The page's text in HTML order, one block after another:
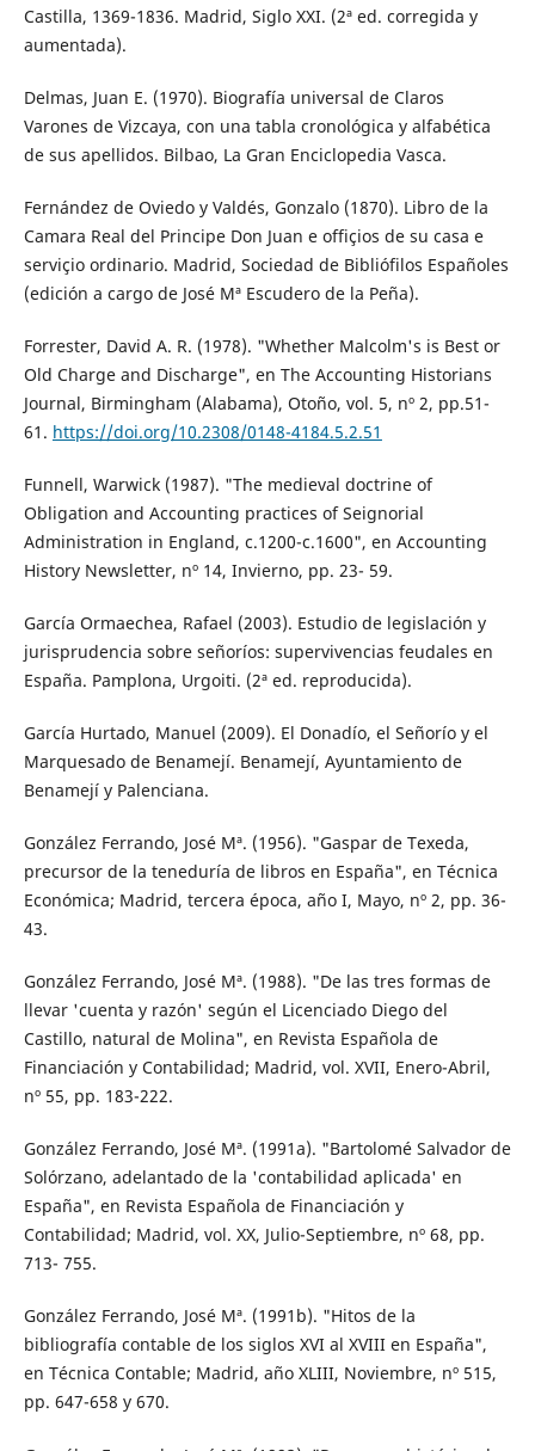
Castilla, 1369-1836. Madrid, Siglo XXI. (2ª ed. corregida y
aumentada).
Delmas, Juan E. (1970). Biografía universal de Claros
Varones de Vizcaya, con una tabla cronológica y alfabética
de sus apellidos. Bilbao, La Gran Enciclopedia Vasca.
Fernández de Oviedo y Valdés, Gonzalo (1870). Libro de la
Camara Real del Principe Don Juan e offiçios de su casa e
serviçio ordinario. Madrid, Sociedad de Bibliófilos Españoles
(edición a cargo de José Mª Escudero de la Peña).
Forrester, David A. R. (1978). "Whether Malcolm's is Best or
Old Charge and Discharge", en The Accounting Historians
Journal, Birmingham (Alabama), Otoño, vol. 5, nº 2, pp.51-
61. https://doi.org/10.2308/0148-4184.5.2.51
Funnell, Warwick (1987). "The medieval doctrine of
Obligation and Accounting practices of Seignorial
Administration in England, c.1200-c.1600", en Accounting
History Newsletter, nº 14, Invierno, pp. 23- 59.
García Ormaechea, Rafael (2003). Estudio de legislación y
jurisprudencia sobre señoríos: supervivencias feudales en
España. Pamplona, Urgoiti. (2ª ed. reproducida).
García Hurtado, Manuel (2009). El Donadío, el Señorío y el
Marquesado de Benamejí. Benamejí, Ayuntamiento de
Benamejí y Palenciana.
González Ferrando, José Mª. (1956). "Gaspar de Texeda,
precursor de la teneduría de libros en España", en Técnica
Económica; Madrid, tercera época, año I, Mayo, nº 2, pp. 36-
43.
González Ferrando, José Mª. (1988). "De las tres formas de
llevar 'cuenta y razón' según el Licenciado Diego del
Castillo, natural de Molina", en Revista Española de
Financiación y Contabilidad; Madrid, vol. XVII, Enero-Abril,
nº 55, pp. 183-222.
González Ferrando, José Mª. (1991a). "Bartolomé Salvador de
Solórzano, adelantado de la 'contabilidad aplicada' en
España", en Revista Española de Financiación y
Contabilidad; Madrid, vol. XX, Julio-Septiembre, nº 68, pp.
713- 755.
González Ferrando, José Mª. (1991b). "Hitos de la
bibliografía contable de los siglos XVI al XVIII en España",
en Técnica Contable; Madrid, año XLIII, Noviembre, nº 515,
pp. 647-658 y 670.